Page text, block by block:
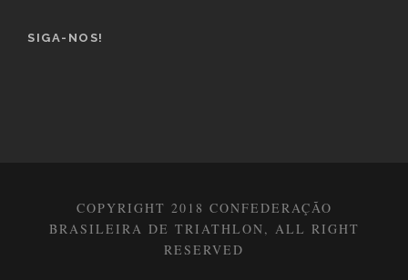
SIGA-NOS!
COPYRIGHT 2018 CONFEDERAÇÃO
BRASILEIRA DE TRIATHLON, ALL RIGHT
RESERVED